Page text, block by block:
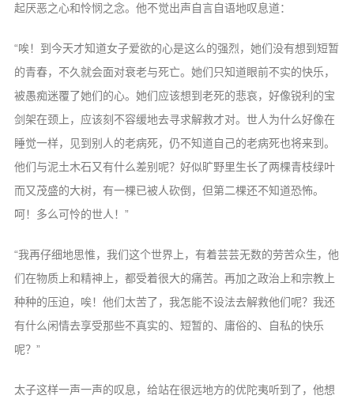
起厌恶之心和怜悯之念。他不觉出声自言自语地叹息道：
“唉！到今天才知道女子爱欲的心是这么的强烈，她们没有想到短暂
的青春，不久就会面对衰老与死亡。她们只知道眼前不实的快乐，
被愚痴迷覆了她们的心。她们应该想到老死的悲哀，好像锐利的宝
剑架在颈上，应该刻不容缓地去寻求解救才对。世人为什么好像在
睡觉一样，见到别人的老病死，仍不知道自己的老病死也将来到。
他们与泥土木石又有什么差别呢？好似旷野里生长了两棵青枝绿叶
而又茂盛的大树，有一棵已被人砍倒，但第二棵还不知道恐怖。
呵！多么可怜的世人！”
“我再仔细地思惟，我们这个世界上，有着芸芸无数的劳苦众生，他
们在物质上和精神上，都受着很大的痛苦。再加之政治上和宗教上
种种的压迫，唉！他们太苦了，我怎能不设法去解救他们呢？我还
有什么闲情去享受那些不真实的、短暂的、庸俗的、自私的快乐
呢？”
太子这样一声一声的叹息，给站在很远地方的优陀夷听到了，他想